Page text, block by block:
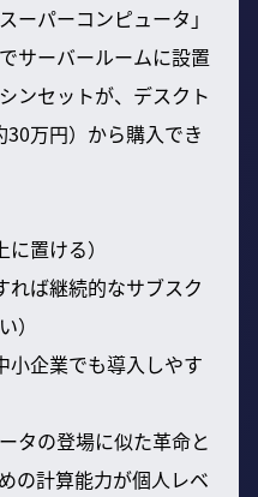
ーパーコンピュータ」
サーバールームに設置
ンセットが、デスクト
万円）から購入でき
置ける）
れば継続的なサブスク
）
小企業でも導入しやす
タの登場に似た革命と
の計算能力が個人レベ